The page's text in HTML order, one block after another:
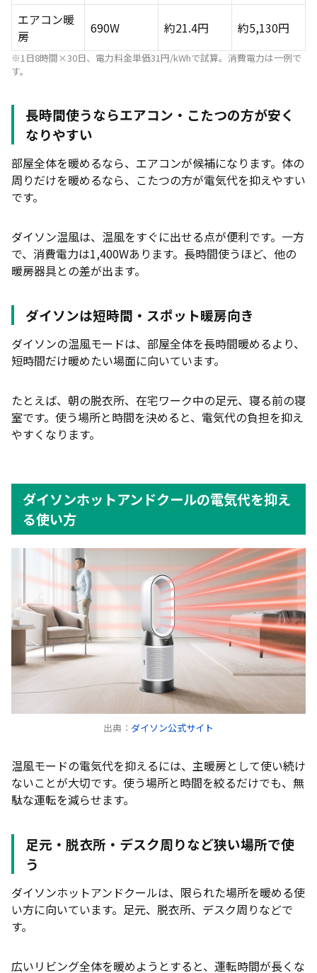
エアコン暖
房
690W 約21.4円 約5,130円
※1日8時間×30日、電力料金単価31円/kWhで試算。消費電力は一例で
す。
長時間使うならエアコン・こたつの方が安く
なりやすい
部屋全体を暖めるなら、エアコンが候補になります。体の
周りだけを暖めるなら、こたつの方が電気代を抑えやすい
です。
ダイソン温風は、温風をすぐに出せる点が便利です。一方
で、消費電力は1,400Wあります。長時間使うほど、他の
暖房器具との差が出ます。
ダイソンは短時間・スポット暖房向き
ダイソンの温風モードは、部屋全体を長時間暖めるより、
短時間だけ暖めたい場面に向いています。
たとえば、朝の脱衣所、在宅ワーク中の足元、寝る前の寝
室です。使う場所と時間を決めると、電気代の負担を抑え
やすくなります。
ダイソンホットアンドクールの電気代を抑え
る使い方
出典： ダイソン公式サイト
温風モードの電気代を抑えるには、主暖房として使い続け
ないことが大切です。使う場所と時間を絞るだけでも、無
駄な運転を減らせます。
足元・脱衣所・デスク周りなど狭い場所で使
う
ダイソンホットアンドクールは、限られた場所を暖める使
い方に向いています。足元、脱衣所、デスク周りなどで
す。
広いリビング全体を暖めようとすると、運転時間が長くな